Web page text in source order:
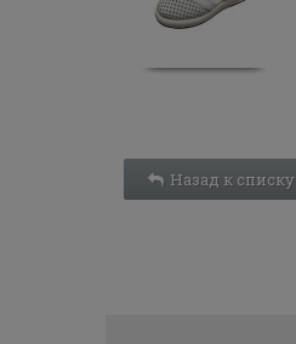
Назад к списку